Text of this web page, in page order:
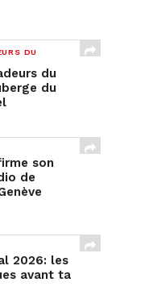
DU
du
du
son
de
2026: les
avant ta